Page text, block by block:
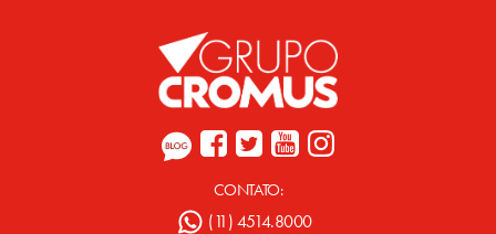
CONTATO:
(11) 4514.8000